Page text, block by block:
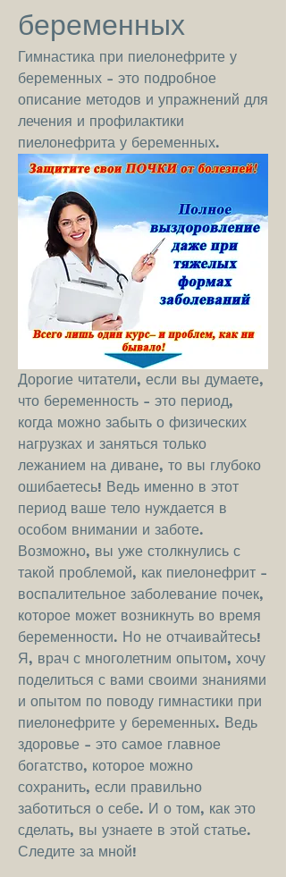
беременных
Гимнастика при пиелонефрите у
беременных - это подробное
описание методов и упражнений для
лечения и профилактики
пиелонефрита у беременных.
Дорогие читатели, если вы думаете,
что беременность - это период,
когда можно забыть о физических
нагрузках и заняться только
лежанием на диване, то вы глубоко
ошибаетесь! Ведь именно в этот
период ваше тело нуждается в
особом внимании и заботе.
Возможно, вы уже столкнулись с
такой проблемой, как пиелонефрит -
воспалительное заболевание почек,
которое может возникнуть во время
беременности. Но не отчаивайтесь!
Я, врач с многолетним опытом, хочу
поделиться с вами своими знаниями
и опытом по поводу гимнастики при
пиелонефрите у беременных. Ведь
здоровье - это самое главное
богатство, которое можно
сохранить, если правильно
заботиться о себе. И о том, как это
сделать, вы узнаете в этой статье.
Следите за мной!